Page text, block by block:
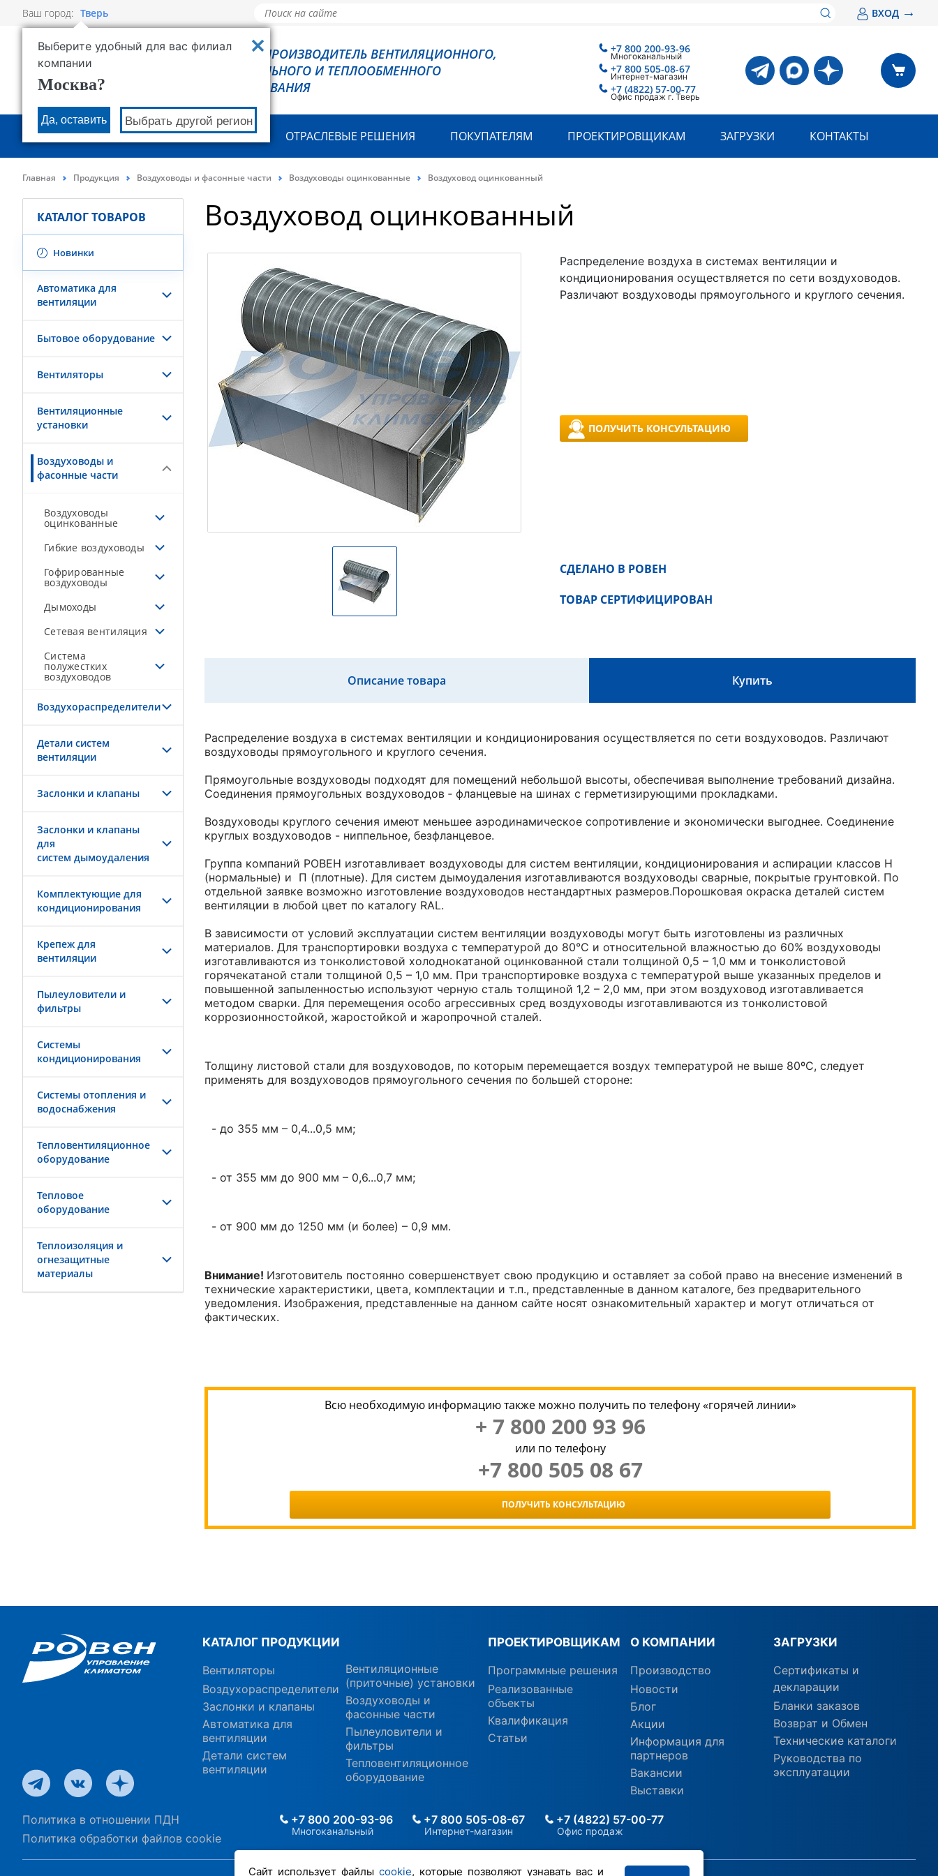
Ваш город: Тверь
Выберите удобный для вас филиал
компании
Москва?
Да, оставить Выбрать другой регион
ВХОД →
РОВЕН - ПРОИЗВОДИТЕЛЬ ВЕНТИЛЯЦИОННОГО,
ХОЛОДИЛЬНОГО И ТЕПЛООБМЕННОГО
ОБОРУДОВАНИЯ
+7 800 200-93-96
Многоканальный
+7 800 505-08-67
Интернет-магазин
+7 (4822) 57-00-77
Офис продаж г. Тверь
О КОМПАНИИ ПРОДУКЦИЯ ОТРАСЛЕВЫЕ РЕШЕНИЯ ПОКУПАТЕЛЯМ ПРОЕКТИРОВЩИКАМ ЗАГРУЗКИ КОНТАКТЫ
Главная Продукция Воздуховоды и фасонные части Воздуховоды оцинкованные Воздуховод оцинкованный
КАТАЛОГ ТОВАРОВ
Новинки
Автоматика для
вентиляции
Бытовое оборудование
Вентиляторы
Вентиляционные
установки
Воздуховоды и
фасонные части
Воздуховоды
оцинкованные
Гибкие воздуховоды
Гофрированные
воздуховоды
Дымоходы
Сетевая вентиляция
Система
полужестких
воздуховодов
Воздухораспределители
Детали систем
вентиляции
Заслонки и клапаны
Заслонки и клапаны
для
систем дымоудаления
Комплектующие для
кондиционирования
Крепеж для
вентиляции
Пылеуловители и
фильтры
Системы
кондиционирования
Системы отопления и
водоснабжения
Тепловентиляционное
оборудование
Тепловое
оборудование
Теплоизоляция и
огнезащитные
материалы
Воздуховод оцинкованный
Распределение воздуха в системах вентиляции и
кондиционирования осуществляется по сети воздуховодов.
Различают воздуховоды прямоугольного и круглого сечения.
ПОЛУЧИТЬ КОНСУЛЬТАЦИЮ
СДЕЛАНО В РОВЕН
ТОВАР СЕРТИФИЦИРОВАН
Описание товара Купить
Распределение воздуха в системах вентиляции и кондиционирования осуществляется по сети воздуховодов. Различают
воздуховоды прямоугольного и круглого сечения.
Прямоугольные воздуховоды подходят для помещений небольшой высоты, обеспечивая выполнение требований дизайна.
Соединения прямоугольных воздуховодов ‑ фланцевые на шинах с герметизирующими прокладками.
Воздуховоды круглого сечения имеют меньшее аэродинамическое сопротивление и экономически выгоднее. Соединение
круглых воздуховодов - ниппельное, безфланцевое.
Группа компаний РОВЕН изготавливает воздуховоды для систем вентиляции, кондиционирования и аспирации классов Н
(нормальные) и П (плотные). Для систем дымоудаления изготавливаются воздуховоды сварные, покрытые грунтовкой. По
отдельной заявке возможно изготовление воздуховодов нестандартных размеров.Порошковая окраска деталей систем
вентиляции в любой цвет по каталогу RAL.
В зависимости от условий эксплуатации систем вентиляции воздуховоды могут быть изготовлены из различных
материалов. Для транспортировки воздуха с температурой до 80°С и относительной влажностью до 60% воздуховоды
изготавливаются из тонколистовой холоднокатаной оцинкованной стали толщиной 0,5 – 1,0 мм и тонколистовой
горячекатаной стали толщиной 0,5 – 1,0 мм. При транспортировке воздуха с температурой выше указанных пределов и
повышенной запыленностью используют черную сталь толщиной 1,2 – 2,0 мм, при этом воздуховод изготавливается
методом сварки. Для перемещения особо агрессивных сред воздуховоды изготавливаются из тонколистовой
коррозионностойкой, жаростойкой и жаропрочной сталей.
Толщину листовой стали для воздуховодов, по которым перемещается воздух температурой не выше 80ºС, следует
применять для воздуховодов прямоугольного сечения по большей стороне:
- до 355 мм – 0,4...0,5 мм;
- от 355 мм до 900 мм – 0,6...0,7 мм;
- от 900 мм до 1250 мм (и более) – 0,9 мм.
Внимание! Изготовитель постоянно совершенствует свою продукцию и оставляет за собой право на внесение изменений в
технические характеристики, цвета, комплектации и т.п., представленные в данном каталоге, без предварительного
уведомления. Изображения, представленные на данном сайте носят ознакомительный характер и могут отличаться от
фактических.
Всю необходимую информацию также можно получить по телефону «горячей линии»
+ 7 800 200 93 96
или по телефону
+7 800 505 08 67
ПОЛУЧИТЬ КОНСУЛЬТАЦИЮ
Сайт использует файлы cookie, которые позволяют узнавать вас и
КАТАЛОГ ПРОДУКЦИИ
Вентиляторы
Воздухораспределители
Заслонки и клапаны
Автоматика для
вентиляции
Детали систем
вентиляции
Вентиляционные
(приточные) установки
Воздуховоды и
фасонные части
Пылеуловители и
фильтры
Тепловентиляционное
оборудование
ПРОЕКТИРОВЩИКАМ
Программные решения
Реализованные
объекты
Квалификация
Статьи
О КОМПАНИИ
Производство
Новости
Блог
Акции
Информация для
партнеров
Вакансии
Выставки
ЗАГРУЗКИ
Сертификаты и
декларации
Бланки заказов
Возврат и Обмен
Технические каталоги
Руководства по
эксплуатации
Политика в отношении ПДН
Политика обработки файлов cookie
+7 800 200-93-96
Многоканальный
+7 800 505-08-67
Интернет-магазин
+7 (4822) 57-00-77
Офис продаж